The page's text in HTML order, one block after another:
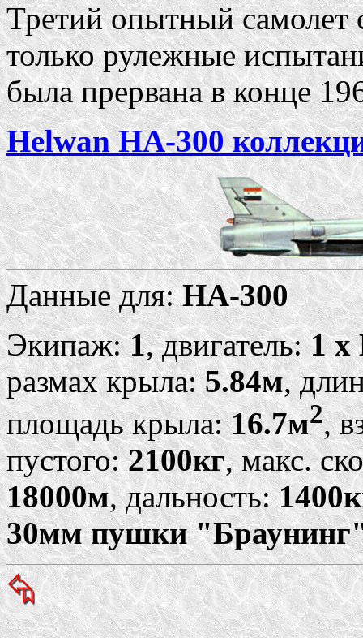
Третий опытный самолет
только рулежные
была прервана в конце
Helwan HA-300
Данные для:HA-300
Экипаж:1, двигатель:1 x
размах крыла:5.84м,
площадь крыла:16.7м2,
пустого:2100кг, макс.
18000м, дальность:
30мм пушки